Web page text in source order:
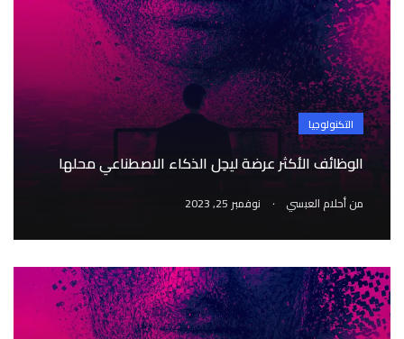
التكنولوجيا
الوظائف الأكثر عرضة ليحِل الذكاء الاصطناعي محلها
منأحلام العبسي . نوفمبر 25, 2023